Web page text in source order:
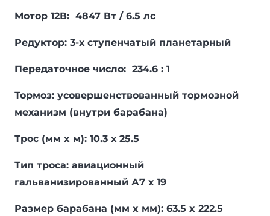
Мотор 12В: 4847 Вт / 6.5 лс
Редуктор: 3-х ступенчатый планетарный
Передаточное число: 234.6 : 1
Тормоз: усовершенствованный тормозной
механизм (внутри барабана)
Трос (мм x м): 10.3 х 25.5
Тип троса: авиационный
гальванизированный А7 х 19
Размер барабана (мм x мм): 63.5 x 222.5